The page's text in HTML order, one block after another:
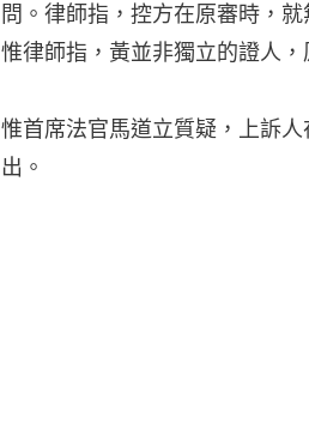
問。律師指，控方在原審時，
惟律師指，黃並非獨立的證人
惟首席法官馬道立質疑，上訴
出。